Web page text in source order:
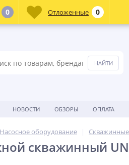
НОВОСТИ ОБЗОРЫ ОПЛАТА
Насосное оборудование
скважинный
0 Отложенные 0